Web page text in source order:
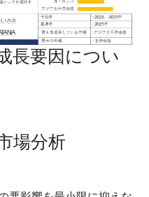
長要因につい
場分析